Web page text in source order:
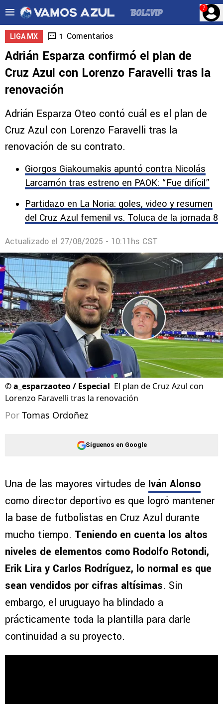
?
LIGA MX 1 Comentarios
Adrián Esparza confirmó el plan de
Cruz Azul con Lorenzo Faravelli tras la
renovación
Adrián Esparza Oteo contó cuál es el plan de
Cruz Azul con Lorenzo Faravelli tras la
renovación de su contrato.
Giorgos Giakoumakis apuntó contra Nicolás
Larcamón tras estreno en PAOK: “Fue difícil”
Partidazo en La Noria: goles, video y resumen
del Cruz Azul femenil vs. Toluca de la jornada 8
Actualizado el 27/08/2025 - 10:11hs CST
©a_esparzaoteo / Especial El plan de Cruz Azul con
Lorenzo Faravelli tras la renovación
Por Tomas Ordoñez
Síguenos en Google
Una de las mayores virtudes de Iván Alonso
como director deportivo es que logró mantener
la base de futbolistas en Cruz Azul durante
mucho tiempo. Teniendo en cuenta los altos
niveles de elementos como Rodolfo Rotondi,
Erik Lira y Carlos Rodríguez, lo normal es que
sean vendidos por cifras altísimas. Sin
embargo, el uruguayo ha blindado a
prácticamente toda la plantilla para darle
continuidad a su proyecto.